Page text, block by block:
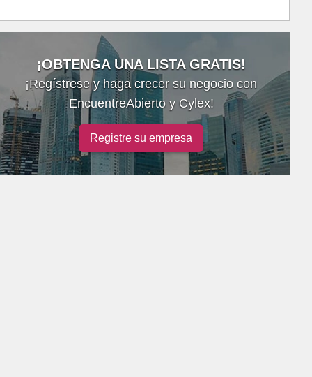
¡OBTENGA UNA LISTA GRATIS!
¡Regístrese y haga crecer su negocio con
EncuentreAbierto y Cylex!
Registre su empresa